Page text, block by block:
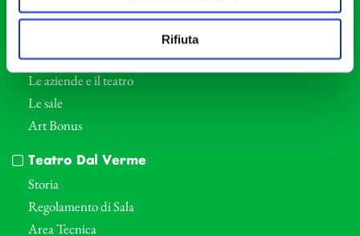
Rifiuta
Professori d’Orchestra
Eventi Corporate
Le aziende e il teatro
Le sale
Art Bonus
Teatro Dal Verme
Storia
Regolamento di Sala
Area Tecnica